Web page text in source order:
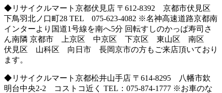
◆リサイクルマート京都伏見店 〒612-8392 京都市伏見区
下鳥羽北ノ口町28 TEL 075-623-4082 ※名神高速道路京都南
インターより国道1号線を南へ5分 回転すしのかっぱ寿司さ
ん南隣 京都市 上京区 中京区 下京区 東山区 南区
伏見区 山科区 向日市 長岡京市の方もご来店頂いており
ます。
◆リサイクルマート京都松井山手店 〒614-8295 八幡市欽
明台中央2-2 コストコ近く TEL：075-874-1777 ※お車のな